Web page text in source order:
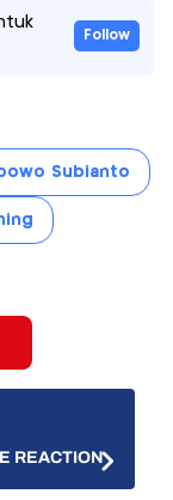
Follow
Subianto
REACTION